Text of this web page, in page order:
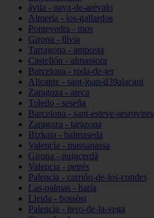
ávila - nava-de-arévalo
Almería - los-gallardos
Pontevedra - mos
Girona - llívia
Tarragona - amposta
Castellón - almassora
Barcelona - roda-de-ter
Alicante - sant-joan-d39alacant
Zaragoza - ateca
Toledo - seseña
Barcelona - sant-esteve-sesrovires
Zaragoza - tarazona
Bizkaia - balmaseda
Valencia - massanassa
Girona - puigcerdà
Valencia - petrés
Palencia - carrión-de-los-condes
Las-palmas - haría
Lleida - bossòst
Palencia - itero-de-la-vega